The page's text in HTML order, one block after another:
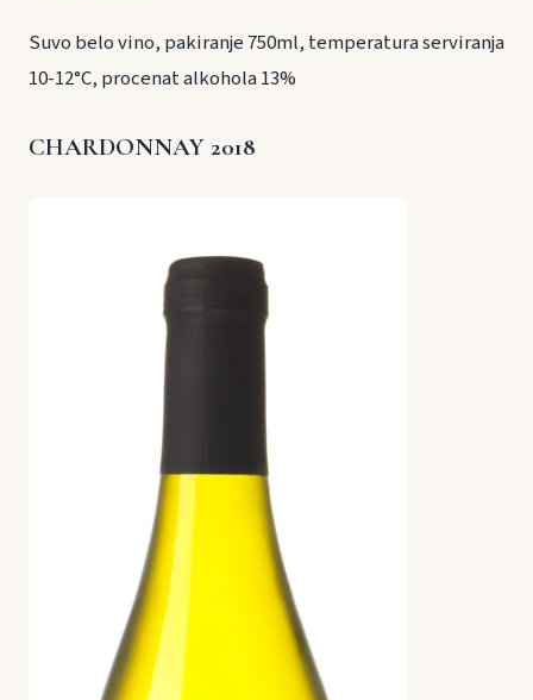
Suvo belo vino, pakiranje 750ml, temperatura serviranja
10-12°C, procenat alkohola 13%
CHARDONNAY 2018